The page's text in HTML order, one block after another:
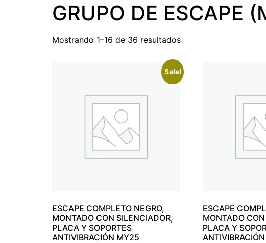
GRUPO DE ESCAPE
Mostrando 1–16 de 36 resultados
Sale!
ESCAPE COMPLETO NEGRO,
MONTADO CON SILENCIADOR,
PLACA Y SOPORTES
ANTIVIBRACIÓN MY25
ESCAPE
MONTADO
PLACA Y
ANTIVIBRACIÓN